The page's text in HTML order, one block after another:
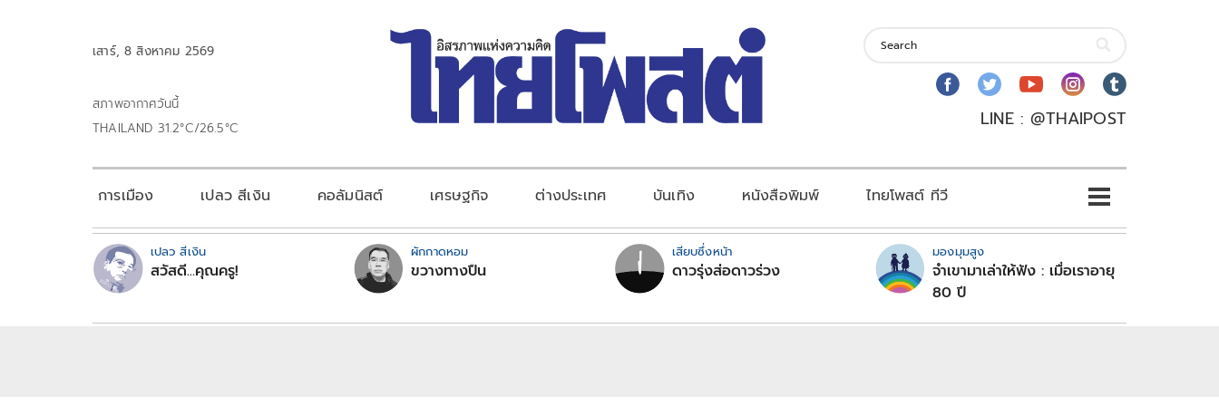
เสาร์, 8 สิงหาคม 2569
สภาพอากาศวันนี้
THAILAND 31.2°C/26.5°C
LINE : @THAIPOST
การเมือง เปลว สีเงิน คอลัมนิสต์ เศรษฐกิจ ต่างประเทศ บันเทิง หนังสือพิมพ์ ไทยโพสต์ ทีวี
เปลว สีเงิน
สวัสดี...คุณครู!
ผักกาดหอม
ขวางทางปืน
เสียบซึ่งหน้า
ดาวรุ่งส่อดาวร่วง
มองมุมสูง
จำเขามาเล่าให้ฟัง : เมื่อเราอายุ
80 ปี